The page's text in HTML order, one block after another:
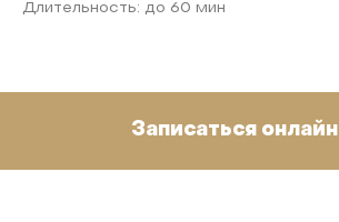
Длительность: до 60 мин
Записаться онлайн